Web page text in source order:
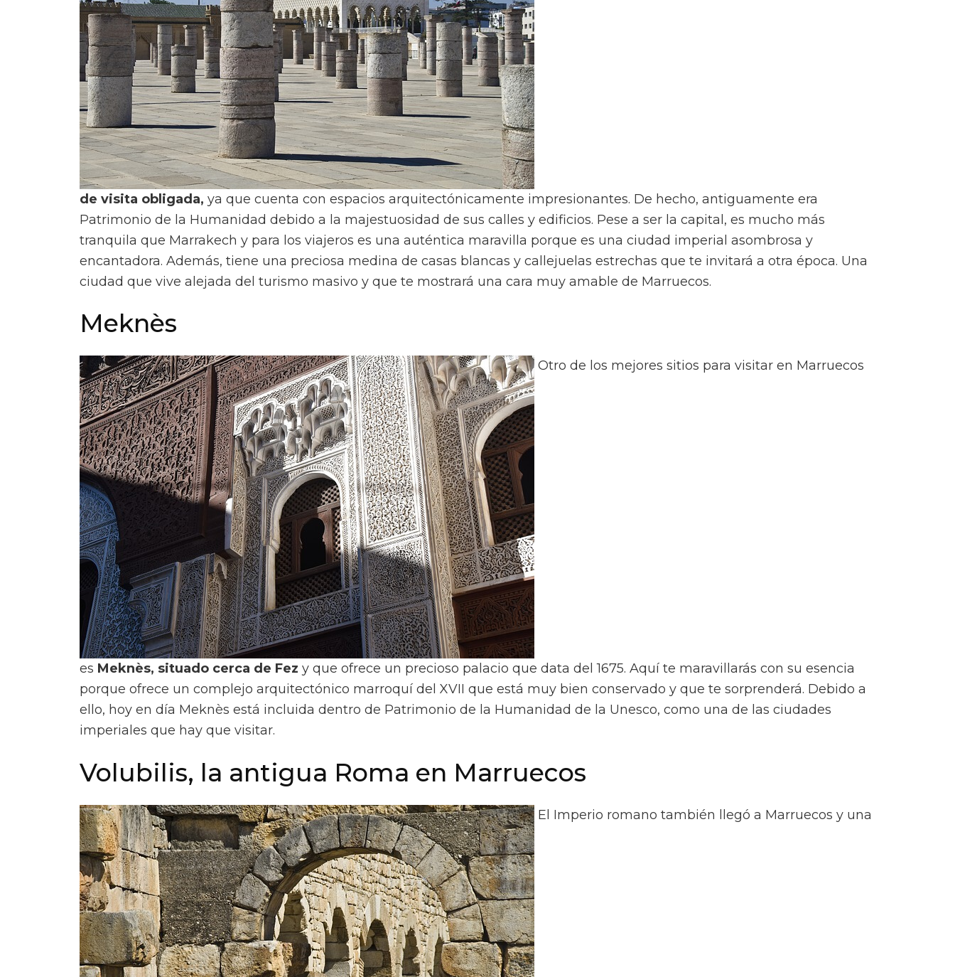
de visita obligada, ya que cuenta con espacios arquitectónicamente impresionantes. De hecho, antiguamente era
Patrimonio de la Humanidad debido a la majestuosidad de sus calles y edificios. Pese a ser la capital, es mucho más
tranquila que Marrakech y para los viajeros es una auténtica maravilla porque es una ciudad imperial asombrosa y
encantadora. Además, tiene una preciosa medina de casas blancas y callejuelas estrechas que te invitará a otra época. Una
ciudad que vive alejada del turismo masivo y que te mostrará una cara muy amable de Marruecos.
Meknès
Otro de los mejores sitios para visitar en Marruecos
es Meknès, situado cerca de Fez y que ofrece un precioso palacio que data del 1675. Aquí te maravillarás con su esencia
porque ofrece un complejo arquitectónico marroquí del XVII que está muy bien conservado y que te sorprenderá. Debido a
ello, hoy en día Meknès está incluida dentro de Patrimonio de la Humanidad de la Unesco, como una de las ciudades
imperiales que hay que visitar.
Volubilis, la antigua Roma en Marruecos
El Imperio romano también llegó a Marruecos y una